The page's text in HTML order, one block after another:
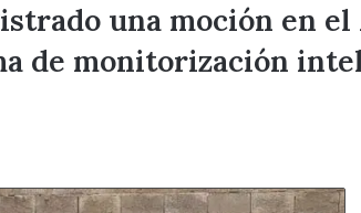
una moción en
de monitorización